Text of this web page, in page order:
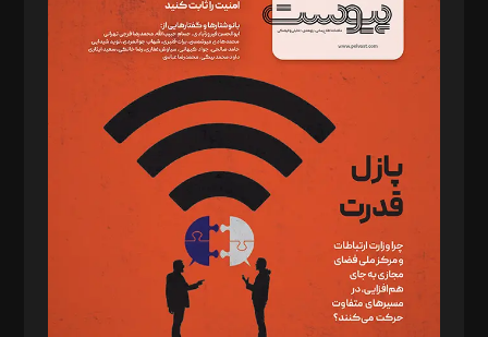
د‌بیر خدمت و تجارت: ابوالفضل رجبی
د‌بیر حقوق فناوری: حسام‌الدین ایپکچی
د‌بیر پیوست جهان: مینا پاکدل
د‌بیر تحریریه آنلاین: بابک نقاش
تحریریه‌: مجتبی محمود‌ی، آرش برهمند، یسنا امان‌پور، سروش کرمیان،
مصطفی مسجدی آرانی، ابوالفضل رجبی، زهرا فکرانه، فائزه فتحی
رستمی،مصطفی باستان
ویرایش: نگار استاد‌‌آقا
طراح یونیفرم: مجید توکلی
فیلمبرداری و عکاسی: امیر شفیعی، مانی لطفی زاده
گرافیک و صفحه‌آرایی: سید‌سبحان‌علی ثابت